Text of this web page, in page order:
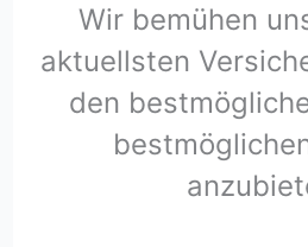
Wir bemühen
aktuellsten
den